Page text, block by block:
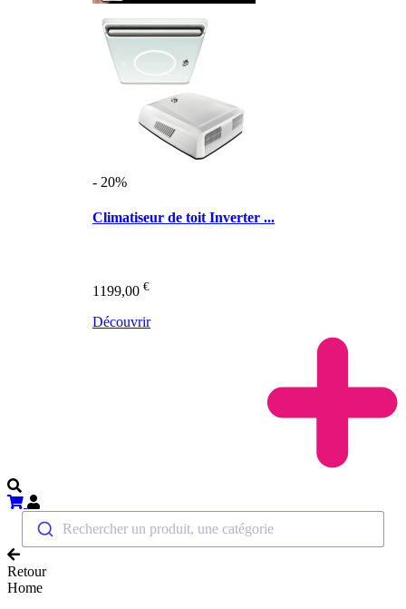
- 20%
Climatiseur de toit Inverter ...
1199,00 €
Découvrir
Rechercher un produit, une catégorie
Retour
Home